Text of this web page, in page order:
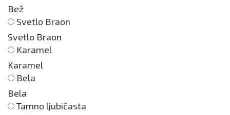
Bež
Svetlo Braon
Svetlo Braon
Karamel
Karamel
Bela
Bela
Tamno ljubičasta